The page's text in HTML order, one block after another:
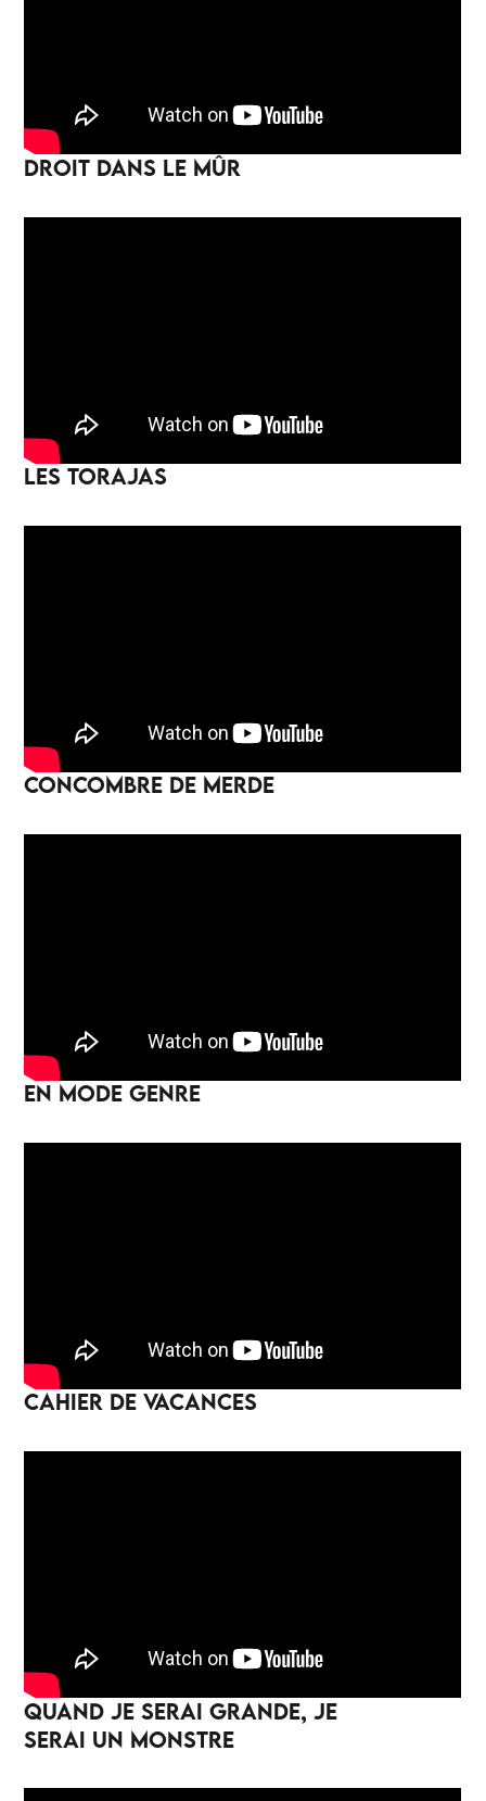
DROIT DANS LE MÛR
LES TORAJAS
CONCOMBRE DE MERDE
EN MODE GENRE
CAHIER DE VACANCES
QUAND JE SERAI GRANDE, JE
SERAI UN MONSTRE